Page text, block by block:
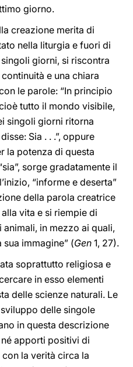
giorno.
creazione merita di
nella liturgia e fuori di
giorni, si riscontra
continuità e una chiara
le parole: “In principio
tutto il mondo visibile,
singoli giorni ritorna
Sia . . .”, oppure
la potenza di questa
sorge gradatamente il
“informe e deserta”
della parola creatrice
vita e si riempie di
in mezzo ai quali,
sua immagine” (Gen 1, 27).
soprattutto religiosa e
in esso elementi
delle scienze naturali. Le
delle singole
in questa descrizione
né apporti positivi di
la verità circa la